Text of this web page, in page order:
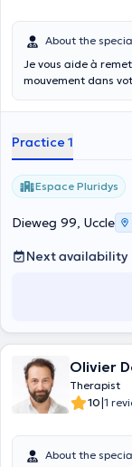
About the
Je vous aide à
mouvement dans
Practice 1
Espace Pluridys
Dieweg 99, Uccle
Next availability
Olivier
Therapist
10|1
About the